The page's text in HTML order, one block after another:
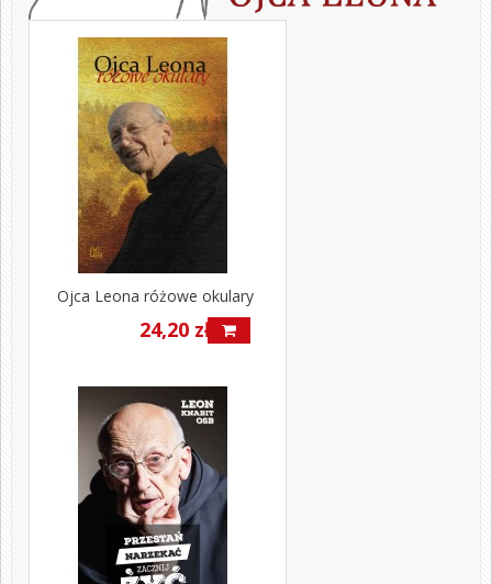
Ojca Leona różowe okulary
24,20 zł